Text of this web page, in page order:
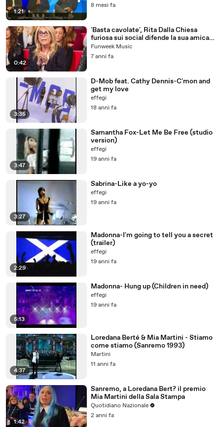
1:21
8 mesi fa
0:42
'Basta cavolate', Rita Dalla Chiesa
furiosa sui social difende la sua amica
Loredana Bertè
Funweek Music
7 anni fa
3:35
D-Mob feat. Cathy Dennis-C'mon and
get my love
effegi
18 anni fa
3:47
Samantha Fox-Let Me Be Free (studio
version)
effegi
19 anni fa
3:27
Sabrina-Like a yo-yo
effegi
19 anni fa
2:29
Madonna-I'm going to tell you a secret
(trailer)
effegi
19 anni fa
5:13
Madonna- Hung up (Children in need)
effegi
19 anni fa
4:37
Loredana Berté & Mia Martini - Stiamo
come stiamo (Sanremo 1993)
Martini
11 anni fa
1:42
Sanremo, a Loredana Bert? il premio
Mia Martini della Sala Stampa
Quotidiano Nazionale
2 anni fa